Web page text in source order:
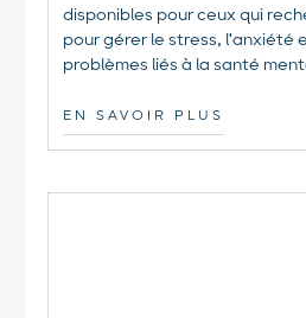
disponibles pour ceux qui
pour gérer le stress, l'anxiété
problèmes liés à la santé
EN SAVOIR PLUS